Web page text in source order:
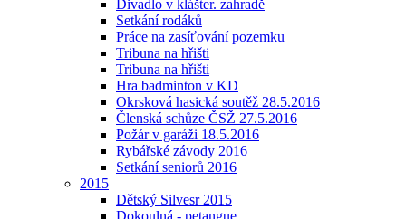
Divadlo v klášter. zahradě
Setkání rodáků
Práce na zasíťování pozemku
Tribuna na hřišti
Tribuna na hřišti
Hra badminton v KD
Okrsková hasická soutěž 28.5.2016
Členská schůze ČSŽ 27.5.2016
Požár v garáži 18.5.2016
Rybářské závody 2016
Setkání seniorů 2016
2015
Dětský Silvesr 2015
Dokoulná - petangue